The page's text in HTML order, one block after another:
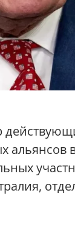
альянсов